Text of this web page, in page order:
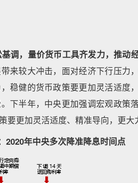
调，量价货币工具齐发力，推动
来较大冲击，面对经济下行压力
稳健的货币政策要更加灵活适度
下半年，中央更加强调宏观政策
要更加灵活适度、精准导向，更大
2020年中央多次降准降息时间点